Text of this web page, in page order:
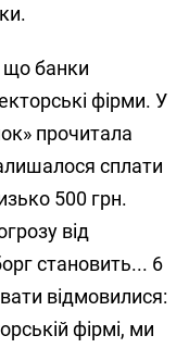
що банки
фірми. У
прочитала
сплати
500 грн.
від
становить... 6
відмовилися:
фірмі, ми